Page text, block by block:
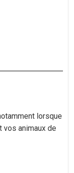
lorsque
animaux de